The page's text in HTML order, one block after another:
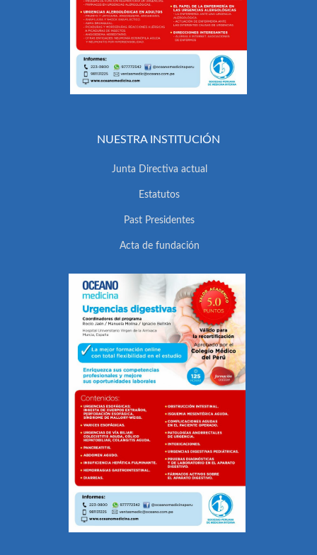
NUESTRA INSTITUCIÓN
Junta Directiva actual
Estatutos
Past Presidentes
Acta de fundación